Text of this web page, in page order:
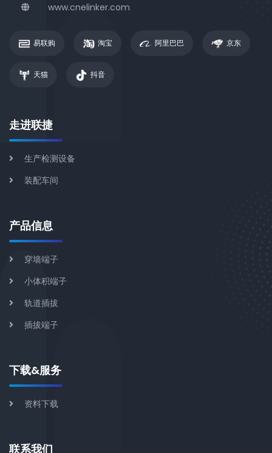
www.cnelinker.com
易联购 淘宝 阿里巴巴 京东
天猫 抖音
走进联捷
生产检测设备
装配车间
产品信息
穿墙端子
小体积端子
轨道插拔
插拔端子
下载&服务
资料下载
联系我们